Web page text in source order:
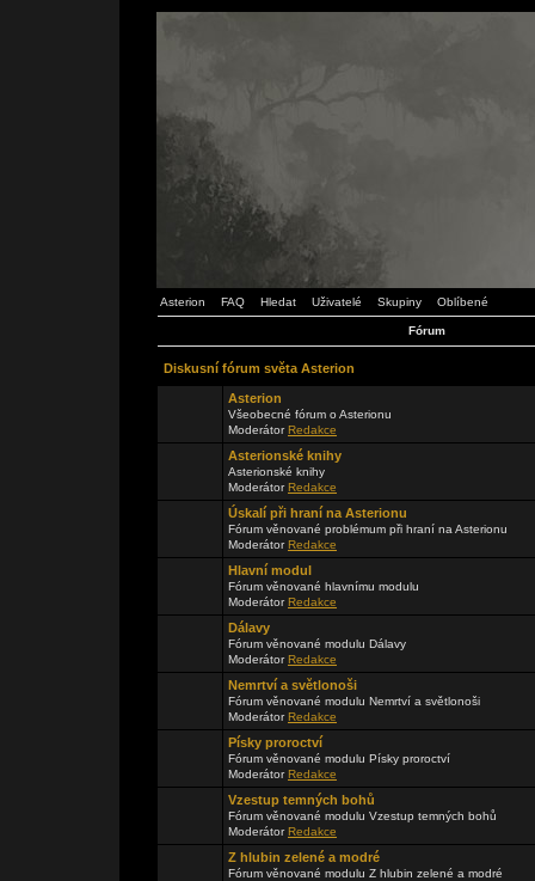
Asterion FAQ Hledat Uživatelé Skupiny Oblíbené
Fórum
Diskusní fórum světa Asterion
Asterion
Všeobecné fórum o Asterionu
ModerátorRedakce
Asterionské knihy
Asterionské knihy
ModerátorRedakce
Úskalí při hraní na Asterionu
Fórum věnované problémum při hraní na Asterionu
ModerátorRedakce
Hlavní modul
Fórum věnované hlavnímu modulu
ModerátorRedakce
Dálavy
Fórum věnované modulu Dálavy
ModerátorRedakce
Nemrtví a světlonoši
Fórum věnované modulu Nemrtví a světlonoši
ModerátorRedakce
Písky proroctví
Fórum věnované modulu Písky proroctví
ModerátorRedakce
Vzestup temných bohů
Fórum věnované modulu Vzestup temných bohů
ModerátorRedakce
Z hlubin zelené a modré
Fórum věnované modulu Z hlubin zelené a modré